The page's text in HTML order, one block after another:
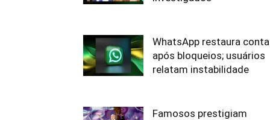
WhatsApp restaura
após bloqueios; usuários
relatam instabilidade
Famosos prestigiam